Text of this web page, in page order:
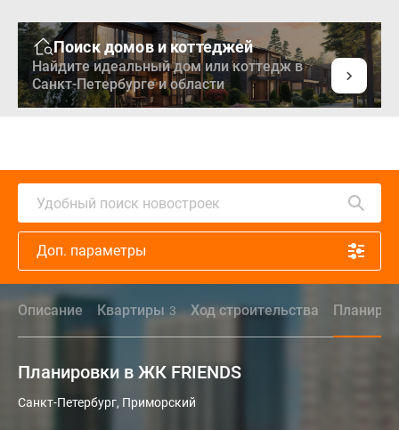
Поиск домов и коттеджей
Найдите идеальный дом или коттедж в
Санкт-Петербурге и области
Удобный поиск новостроек
Доп. параметры
Описание Квартиры 3 Ход строительства
Планировки в ЖК FRIENDS
Санкт-Петербург, Приморский